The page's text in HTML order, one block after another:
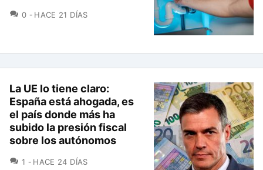
0 COMENTARIOS
HACE 21 DÍAS
La UE lo tiene claro:
España está ahogada, es
el país donde más ha
subido la presión fiscal
sobre los autónomos
1 COMENTARIOS
HACE 24 DÍAS